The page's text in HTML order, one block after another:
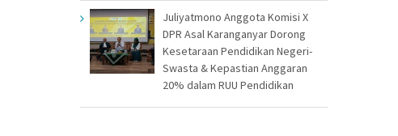
Juliyatmono Anggota Komisi X
DPR Asal Karanganyar Dorong
Kesetaraan Pendidikan Negeri-
Swasta & Kepastian Anggaran
20% dalam RUU Pendidikan